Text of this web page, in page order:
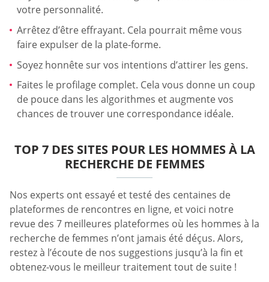
votre personnalité.
Arrêtez d’être effrayant. Cela pourrait même vous
faire expulser de la plate-forme.
Soyez honnête sur vos intentions d’attirer les gens.
Faites le profilage complet. Cela vous donne un coup
de pouce dans les algorithmes et augmente vos
chances de trouver une correspondance idéale.
TOP 7 DES SITES POUR LES HOMMES À LA
RECHERCHE DE FEMMES
Nos experts ont essayé et testé des centaines de
plateformes de rencontres en ligne, et voici notre
revue des 7 meilleures plateformes où les hommes à la
recherche de femmes n’ont jamais été déçus. Alors,
restez à l’écoute de nos suggestions jusqu’à la fin et
obtenez-vous le meilleur traitement tout de suite !